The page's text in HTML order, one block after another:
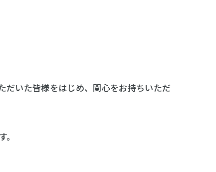
だいた皆様をはじめ、関心をお持ちいただ
。